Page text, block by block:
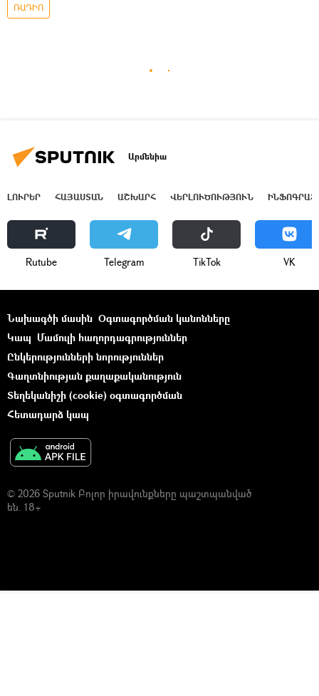
ՌԱԴԻՈ
Արմենիա
ԼՈՒՐԵՐ ՀԱՅԱՍՏԱՆ ԱՇԽԱՐՀ ՎԵՐԼՈՒԾՈՒԹՅՈՒՆ
Rutube Telegram ТikТоk VK
Նախագծի մասին Օգտագործման կանոնները
Կապ Մամուլի հաղորդագրություններ
Ընկերությունների նորություններ
Գաղտնիության քաղաքականություն
Տեղեկանիշի (cookie) օգտագործման
Հետադարձ կապ
© 2026 Sputnik Բոլոր իրավունքները պաշտպանված
են. 18+